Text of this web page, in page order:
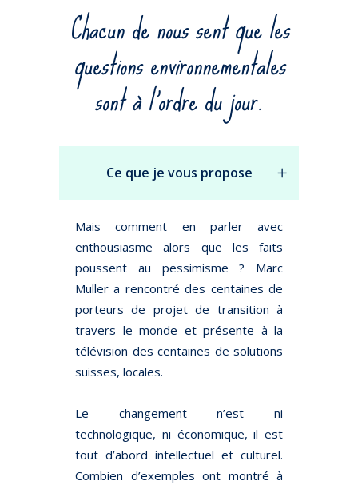
Chacun de nous sent que les
questions environnementales
sont à l’ordre du jour.
Ce que je vous propose
Mais comment en parler avec
enthousiasme alors que les faits
poussent au pessimisme ? Marc
Muller a rencontré des centaines de
porteurs de projet de transition à
travers le monde et présente à la
télévision des centaines de solutions
suisses, locales.
Le changement n’est ni
technologique, ni économique, il est
tout d’abord intellectuel et culturel.
Combien d’exemples ont montré à